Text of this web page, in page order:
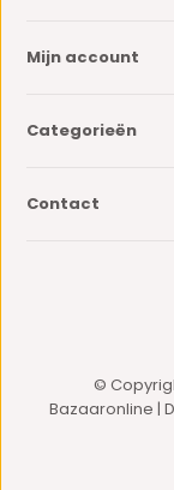
Mijn account
Categorieën
Contact
©
Bazaaronline |